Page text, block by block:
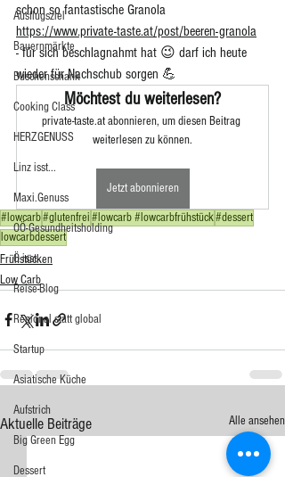
Ausflugsziel
Bauernmärkte
Buschenschank
Cooking Class
HERZGENUSS
Linz isst...
Maxi.Genuss
OÖ-Gesundheitsholding
Ö isst...
Reise-Blog
Regional statt global
Startup
Asiatische Küche
Aufstrich
Big Green Egg
Dessert
schon so fantastische Granola
https://www.private-taste.at/post/beeren-granola
- für sich beschlagnahmt hat 😉 darf ich heute
wieder für Nachschub sorgen 💪
Möchtest du weiterlesen?
private-taste.at abonnieren, um diesen Beitrag
weiterlesen zu können.
Jetzt abonnieren
#lowcarb#glutenfrei#lowcarb #lowcarbfrühstück#dessert
lowcarbdessert
Frühstücken
Low Carb
Aktuelle Beiträge Alle ansehen